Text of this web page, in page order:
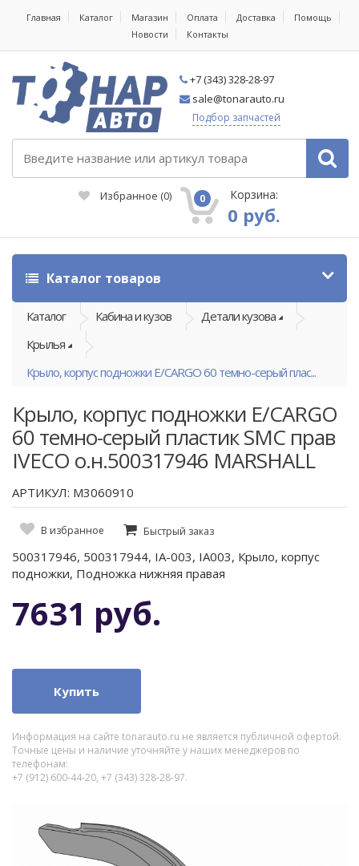
Главная Каталог Магазин Оплата Доставка
Помощь
Новости
Контакты
+7 (343) 328-28-97
sale@tonarauto.ru
Подбор запчастей
Избранное (0) 0 Корзина:
0 руб.
Каталог товаров
Каталог Кабина и кузов
Детали кузова
Крылья
Крыло, корпус подножки E/CARGO 60 темно-серый плас...
Крыло, корпус подножки E/CARGO
60 темно-серый пластик SMC прав
IVECO о.н.500317946 MARSHALL
АРТИКУЛ: M3060910
В избранное Быстрый заказ
500317946, 500317944, IA-003, IA003, Крыло, корпус
подножки, Подножка нижняя правая
7631 руб.
Купить
Информация на сайте tonarauto.ru не является публичной офертой.
Точные цены и наличие уточняйте у наших менеджеров по
телефонам:
+7 (912) 600-44-20, +7 (343) 328-28-97.